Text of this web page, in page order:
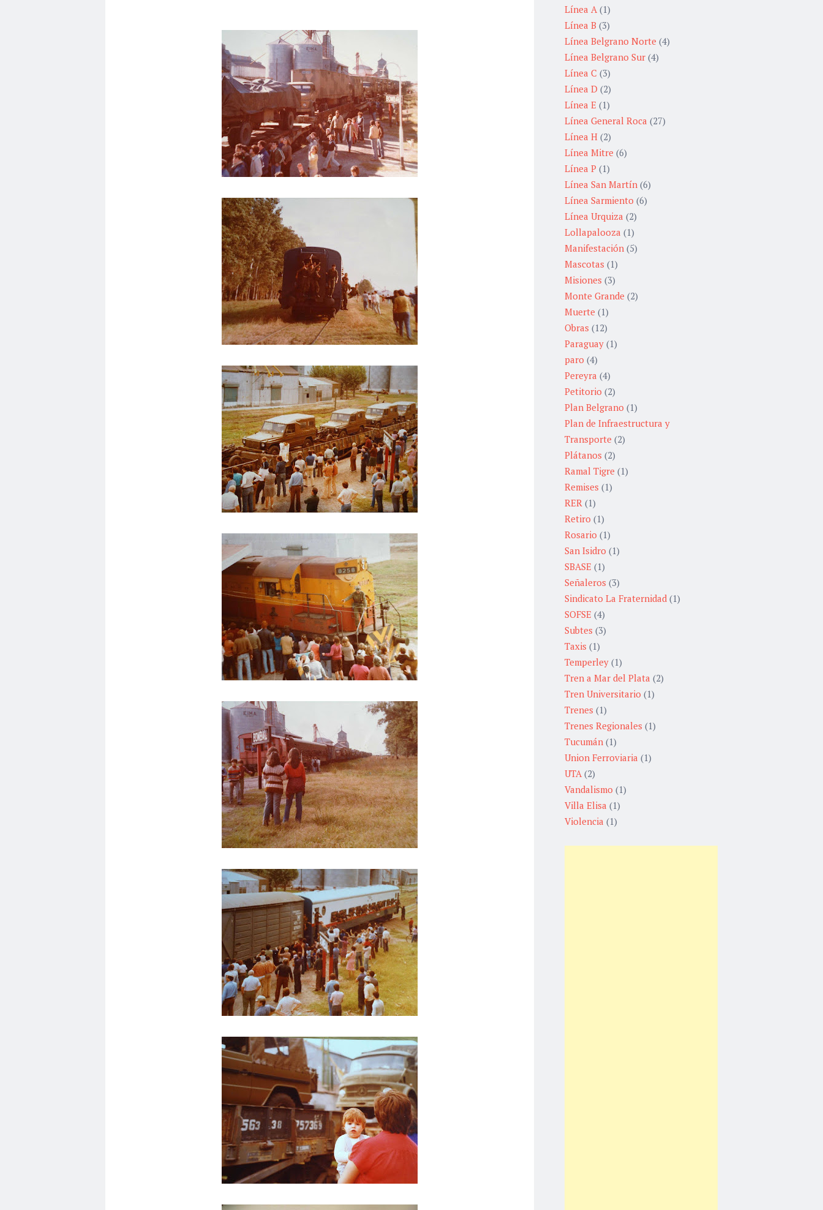
Línea A (1)
Línea B (3)
Línea Belgrano Norte (4)
Línea Belgrano Sur (4)
Línea C (3)
Línea D (2)
Línea E (1)
Línea General Roca (27)
Línea H (2)
Línea Mitre (6)
Línea P (1)
Línea San Martín (6)
Línea Sarmiento (6)
Línea Urquiza (2)
Lollapalooza (1)
Manifestación (5)
Mascotas (1)
Misiones (3)
Monte Grande (2)
Muerte (1)
Obras (12)
Paraguay (1)
paro (4)
Pereyra (4)
Petitorio (2)
Plan Belgrano (1)
Plan de Infraestructura y
Transporte (2)
Plátanos (2)
Ramal Tigre (1)
Remises (1)
RER (1)
Retiro (1)
Rosario (1)
San Isidro (1)
SBASE (1)
Señaleros (3)
Sindicato La Fraternidad (1)
SOFSE (4)
Subtes (3)
Taxis (1)
Temperley (1)
Tren a Mar del Plata (2)
Tren Universitario (1)
Trenes (1)
Trenes Regionales (1)
Tucumán (1)
Union Ferroviaria (1)
UTA (2)
Vandalismo (1)
Villa Elisa (1)
Violencia (1)